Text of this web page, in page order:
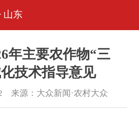
山东
年主要农作物“三
技术指导意见
来源： 大众新闻·农村大众